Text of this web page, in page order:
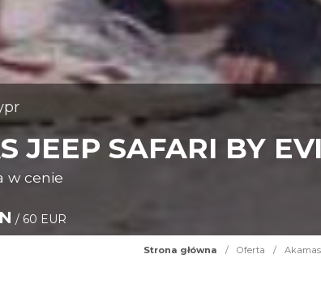
JEEP SAFARI BY
w cenie
/ 60 EUR
Strona główna / Oferta /